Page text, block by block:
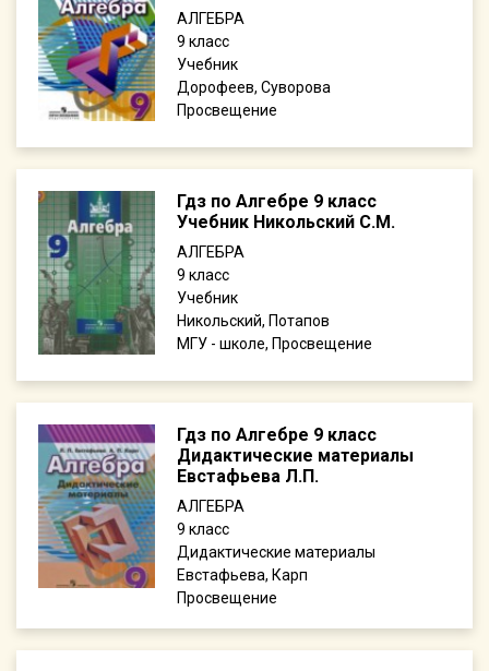
АЛГЕБРА
9
Учебник
Дорофеев, Суворова
Просвещение
Гдз по Алгебре 9 класс
Учебник Никольский С.М.
АЛГЕБРА
9
Учебник
Никольский, Потапов
МГУ - школе, Просвещение
Гдз по Алгебре 9 класс
Дидактические материалы
Евстафьева Л.П.
АЛГЕБРА
9
Дидактические материалы
Евстафьева, Карп
Просвещение